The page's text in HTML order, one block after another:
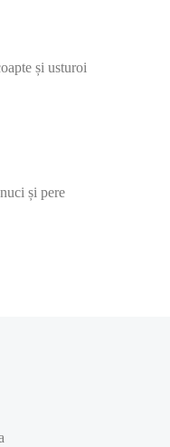
și usturoi
și pere